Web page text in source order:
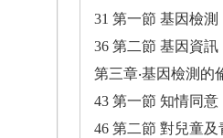
31 第一節 基因檢測
36 第二節 基因資訊
第三章‧基因檢測的
43 第一節 知情同意
46 第二節 對兒童